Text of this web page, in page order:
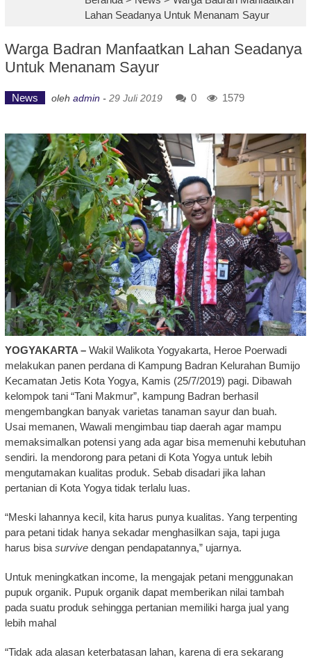
Lahan Seadanya Untuk Menanam Sayur
Warga Badran Manfaatkan Lahan Seadanya
Untuk Menanam Sayur
News oleh admin - 29 Juli 2019 0 1579
YOGYAKARTA –Wakil Walikota Yogyakarta, Heroe Poerwadi
melakukan panen perdana di Kampung Badran Kelurahan Bumijo
Kecamatan Jetis Kota Yogya, Kamis (25/7/2019) pagi. Dibawah
kelompok tani “Tani Makmur”, kampung Badran berhasil
mengembangkan banyak varietas tanaman sayur dan buah.
Usai memanen, Wawali mengimbau tiap daerah agar mampu
memaksimalkan potensi yang ada agar bisa memenuhi kebutuhan
sendiri. Ia mendorong para petani di Kota Yogya untuk lebih
mengutamakan kualitas produk. Sebab disadari jika lahan
pertanian di Kota Yogya tidak terlalu luas.
“Meski lahannya kecil, kita harus punya kualitas. Yang terpenting
para petani tidak hanya sekadar menghasilkan saja, tapi juga
harus bisa survivedengan pendapatannya,” ujarnya.
Untuk meningkatkan income, Ia mengajak petani menggunakan
pupuk organik. Pupuk organik dapat memberikan nilai tambah
pada suatu produk sehingga pertanian memiliki harga jual yang
lebih mahal
“Tidak ada alasan keterbatasan lahan, karena di era sekarang